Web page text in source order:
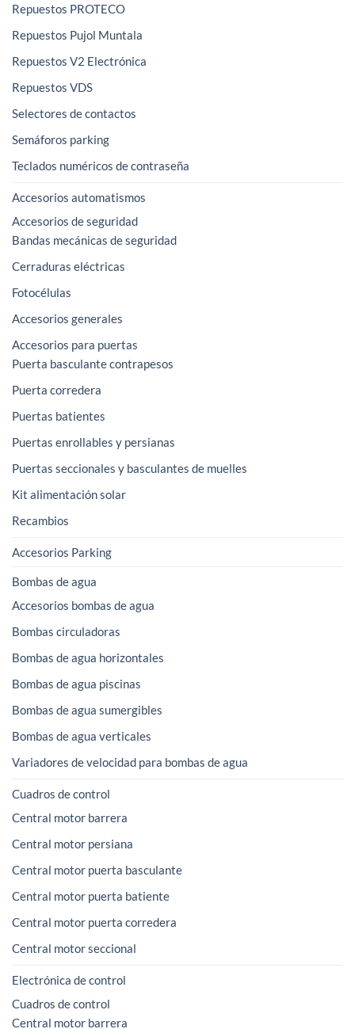
Repuestos PROTECO
Repuestos Pujol Muntala
Repuestos V2 Electrónica
Repuestos VDS
Selectores de contactos
Semáforos parking
Teclados numéricos de contraseña
Accesorios automatismos
Accesorios de seguridad
Bandas mecánicas de seguridad
Cerraduras eléctricas
Fotocélulas
Accesorios generales
Accesorios para puertas
Puerta basculante contrapesos
Puerta corredera
Puertas batientes
Puertas enrollables y persianas
Puertas seccionales y basculantes de muelles
Kit alimentación solar
Recambios
Accesorios Parking
Bombas de agua
Accesorios bombas de agua
Bombas circuladoras
Bombas de agua horizontales
Bombas de agua piscinas
Bombas de agua sumergibles
Bombas de agua verticales
Variadores de velocidad para bombas de agua
Cuadros de control
Central motor barrera
Central motor persiana
Central motor puerta basculante
Central motor puerta batiente
Central motor puerta corredera
Central motor seccional
Electrónica de control
Cuadros de control
Central motor barrera